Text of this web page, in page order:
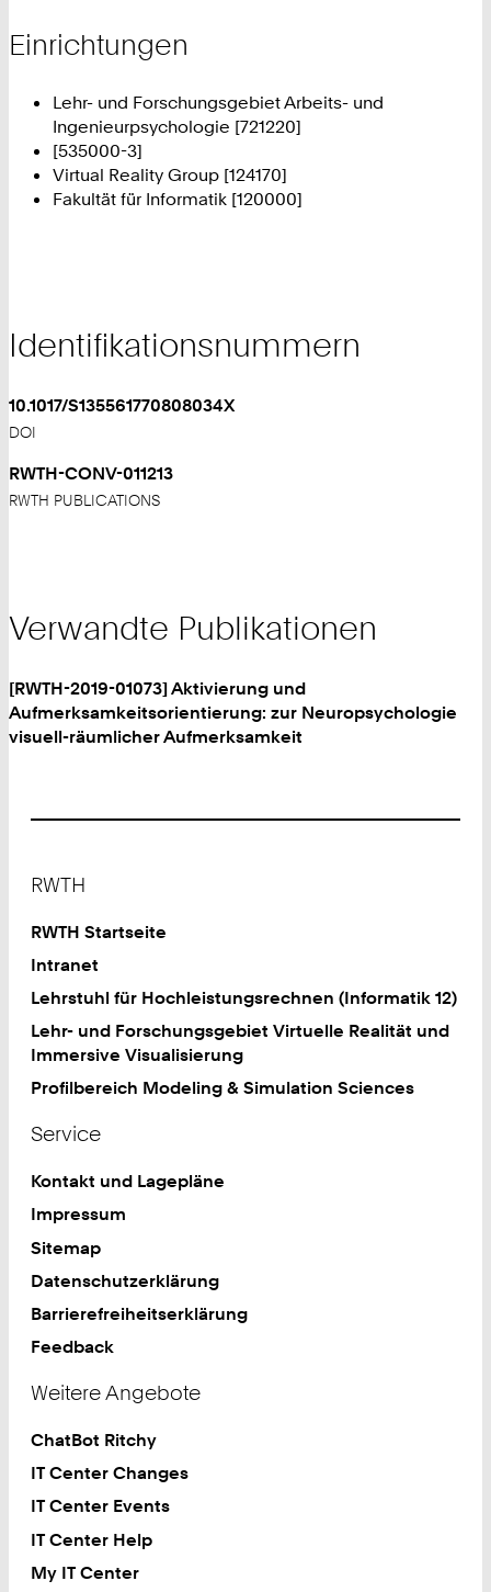
Einrichtungen
Lehr- und Forschungsgebiet Arbeits- und
Ingenieurpsychologie [721220]
[535000-3]
Virtual Reality Group [124170]
Fakultät für Informatik [120000]
Identifikationsnummern
10.1017/S135561770808034X
DOI
RWTH-CONV-011213
RWTH PUBLICATIONS
Verwandte Publikationen
[RWTH-2019-01073] Aktivierung und
Aufmerksamkeitsorientierung: zur Neuropsychologie
visuell-räumlicher Aufmerksamkeit
RWTH
RWTH Startseite
Intranet
Lehrstuhl für Hochleistungsrechnen (Informatik 12)
Lehr- und Forschungsgebiet Virtuelle Realität und
Immersive Visualisierung
Profilbereich Modeling & Simulation Sciences
Service
Kontakt und Lagepläne
Impressum
Sitemap
Datenschutzerklärung
Barrierefreiheitserklärung
Feedback
Weitere Angebote
ChatBot Ritchy
IT Center Changes
IT Center Events
IT Center Help
My IT Center